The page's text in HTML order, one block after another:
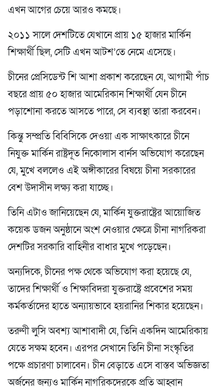
এখন আগের চেয়ে আরও কমছে।
২০১১ সালে দেশটিতে যেখানে প্রায় ১৫ হাজার মার্কিন
শিক্ষার্থী ছিল, সেটি এখন আটশ’তে নেমে এসেছে।
চীনের প্রেসিডেন্ট শি আশা প্রকাশ করেছেন যে, আগামী পাঁচ
বছরে প্রায় ৫০ হাজার আমেরিকান শিক্ষার্থী যেন চীনে
পড়াশোনা করতে আসতে পারে, সে ব্যবস্থা তারা করবেন।
কিন্তু সম্প্রতি বিবিসিকে দেওয়া এক সাক্ষাৎকারে চীনে
নিযুক্ত মার্কিন রাষ্ট্রদূত নিকোলাস বার্নস অভিযোগ করেছেন
যে, মুখে বললেও এই অঙ্গীকারের বিষয়ে চীনা সরকারের
বেশ উদাসীন লক্ষ্য করা যাচ্ছে।
তিনি এটাও জানিয়েছেন যে, মার্কিন যুক্তরাষ্ট্রের আয়োজিত
কয়েক ডজন অনুষ্ঠানে অংশ নেওয়ার ক্ষেত্রে চীনা নাগরিকরা
দেশটির সরকারি বাহিনীর বাধার মুখে পড়েছেন।
অন্যদিকে, চীনের পক্ষ থেকে অভিযোগ করা হয়েছে যে,
তাদের শিক্ষার্থী ও শিক্ষাবিদরা যুক্তরাষ্ট্রে প্রবেশের সময়
কর্মকর্তাদের হাতে অন্যায়ভাবে হয়রানির শিকার হয়েছেন।
তরুণী লুসি অবশ্য আশাবাদী যে, তিনি একদিন আমেরিকায়
যেতে সক্ষম হবেন। এরপর সেখানে তিনি চীনা সংস্কৃতির
পক্ষে প্রচারণা চালাবেন। চীন বেড়াতে এসে বাস্তব অভিজ্ঞতা
অর্জনের জন্যও মার্কিন নাগরিকদেরকে প্রতি আহ্বান